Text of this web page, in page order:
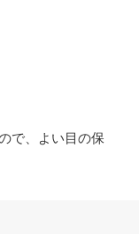
で、よい目の保